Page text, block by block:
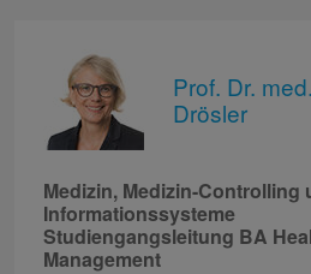
Prof. Dr.
Drösler
Medizin, Medizin-Controlling
Informationssysteme
Studiengangsleitung BA
Management